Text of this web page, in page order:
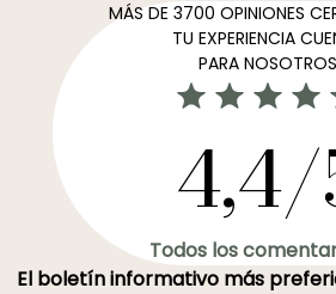
MÁS DE 3700 OPINIONES
TU EXPERIENCIA
PARA NOSOTROS
Todos los
El boletín informativo más